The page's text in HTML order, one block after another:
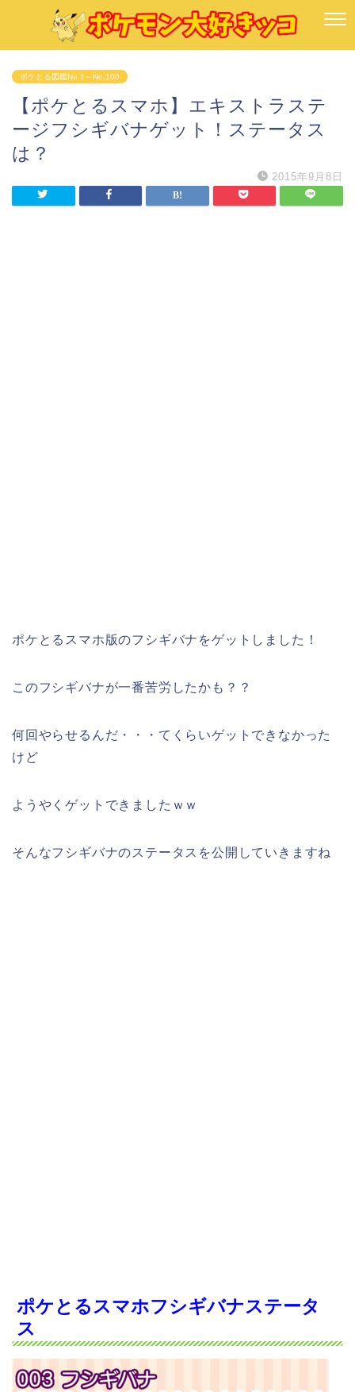
ポケとる図鑑No.1～No.100
【ポケとるスマホ】エキストラステ
ージフシギバナゲット！ステータス
は？
2015年9月8日
ポケとるスマホ版のフシギバナをゲットしました！
このフシギバナが一番苦労したかも？？
何回やらせるんだ・・・てくらいゲットできなかった
けど
ようやくゲットできましたｗｗ
そんなフシギバナのステータスを公開していきますね
ポケとるスマホフシギバナステータ
ス